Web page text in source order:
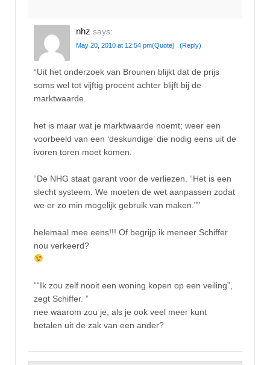
nhz says:
May 20, 2010 at 12:54 pm(Quote) (Reply)
“Uit het onderzoek van Brounen blijkt dat de prijs
soms wel tot vijftig procent achter blijft bij de
marktwaarde.
het is maar wat je marktwaarde noemt; weer een
voorbeeld van een ‘deskundige’ die nodig eens uit de
ivoren toren moet komen.
“De NHG staat garant voor de verliezen. “Het is een
slecht systeem. We moeten de wet aanpassen zodat
we er zo min mogelijk gebruik van maken.””
helemaal mee eens!!! Of begrijp ik meneer Schiffer
nou verkeerd?
““Ik zou zelf nooit een woning kopen op een veiling”,
zegt Schiffer. ”
nee waarom zou je, als je ook veel meer kunt
betalen uit de zak van een ander?